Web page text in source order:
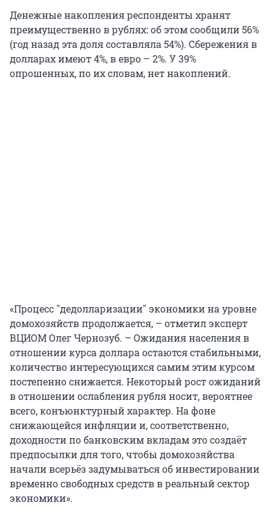
Денежные накопления респонденты хранят
преимущественно в рублях: об этом сообщили 56%
(год назад эта доля составляла 54%). Сбережения в
долларах имеют 4%, в евро – 2%. У 39%
опрошенных, по их словам, нет накоплений.
«Процесс "дедолларизации" экономики на уровне
домохозяйств продолжается, – отметил эксперт
ВЦИОМ Олег Чернозуб. – Ожидания населения в
отношении курса доллара остаются стабильными,
количество интересующихся самим этим курсом
постепенно снижается. Некоторый рост ожиданий
в отношении ослабления рубля носит, вероятнее
всего, конъюнктурный характер. На фоне
снижающейся инфляции и, соответственно,
доходности по банковским вкладам это создаёт
предпосылки для того, чтобы домохозяйства
начали всерьёз задумываться об инвестировании
временно свободных средств в реальный сектор
экономики».